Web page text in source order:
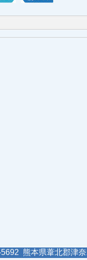
熊本県葦北郡津